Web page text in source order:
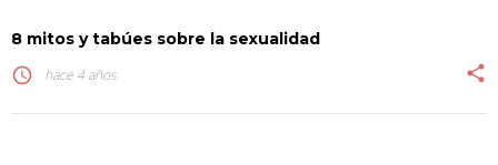
8 mitos y tabúes sobre la sexualidad
access_time hace 4 años share